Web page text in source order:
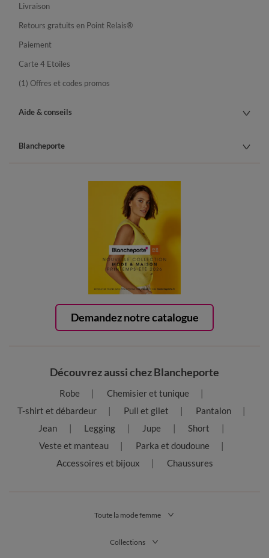
Demandez notre catalogue
Livraison
Retours gratuits en Point Relais®
Paiement
Carte 4 Etoiles
(1) Offres et codes promos
Aide & conseils
Blancheporte
Découvrez aussi chez Blancheporte
Robe
Chemisier et tunique
T-shirt et débardeur
Pull et gilet
Pantalon
Jean
Legging Jupe
Short
Veste et manteau
Parka et doudoune
Accessoires et bijoux
Chaussures
Toute la mode femme
Collections